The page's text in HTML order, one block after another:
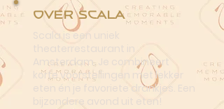
Over Scala
Scala is een uniek
theaterrestaurant in
Amsterdam. Je combineert
korte voorstellingen met lekker
eten én je favoriete drankjes. Een
bijzondere avond uit eten!